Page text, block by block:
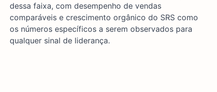
dessa faixa, com desempenho de vendas
comparáveis e crescimento orgânico do SRS como
os números específicos a serem observados para
qualquer sinal de liderança.